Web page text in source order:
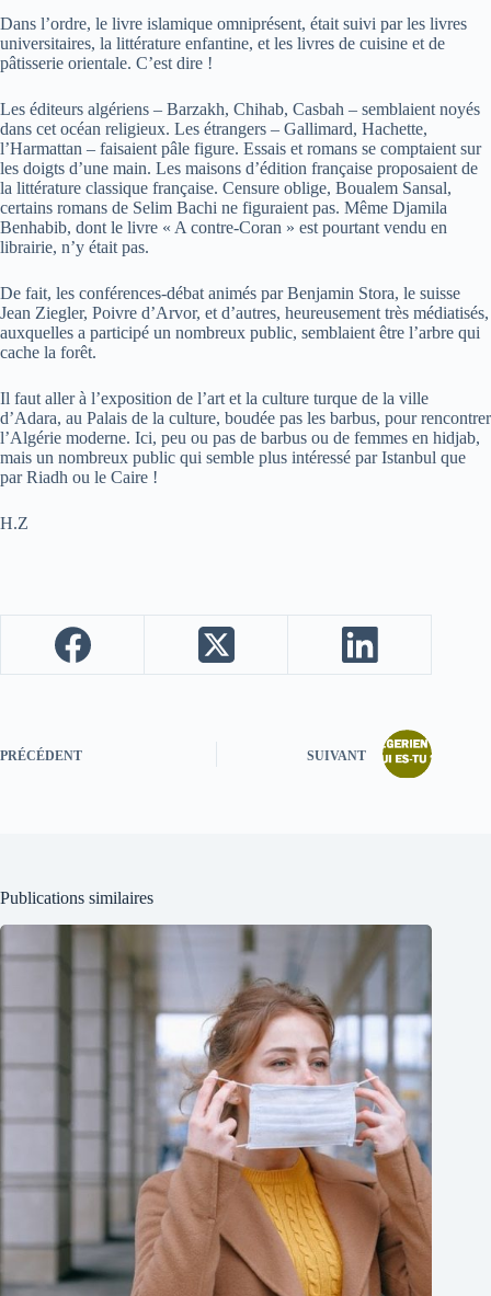
Dans l’ordre, le livre islamique omniprésent, était suivi par les livres
universitaires, la littérature enfantine, et les livres de cuisine et de
pâtisserie orientale. C’est dire !
Les éditeurs algériens – Barzakh, Chihab, Casbah – semblaient noyés
dans cet océan religieux. Les étrangers – Gallimard, Hachette,
l’Harmattan – faisaient pâle figure. Essais et romans se comptaient sur
les doigts d’une main. Les maisons d’édition française proposaient de
la littérature classique française. Censure oblige, Boualem Sansal,
certains romans de Selim Bachi ne figuraient pas. Même Djamila
Benhabib, dont le livre « A contre-Coran » est pourtant vendu en
librairie, n’y était pas.
De fait, les conférences-débat animés par Benjamin Stora, le suisse
Jean Ziegler, Poivre d’Arvor, et d’autres, heureusement très médiatisés,
auxquelles a participé un nombreux public, semblaient être l’arbre qui
cache la forêt.
Il faut aller à l’exposition de l’art et la culture turque de la ville
d’Adara, au Palais de la culture, boudée pas les barbus, pour rencontrer
l’Algérie moderne. Ici, peu ou pas de barbus ou de femmes en hidjab,
mais un nombreux public qui semble plus intéressé par Istanbul que
par Riadh ou le Caire !
H.Z
PRÉCÉDENT SUIVANT
Publications similaires